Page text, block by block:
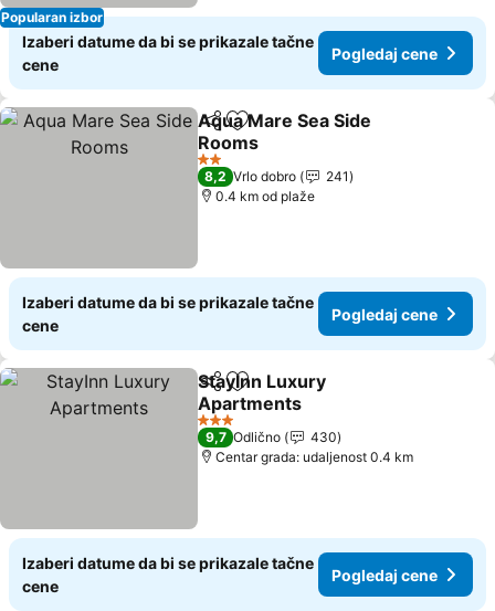
Popularan izbor
Izaberi datume da bi se prikazale tačne
cene
Pogledaj cene
Deli Dodati u favorite
Aqua Mare Sea Side
Rooms
2 Zvezdice
8,2 Vrlo dobro
241
0.4 km od plaže
Izaberi datume da bi se prikazale tačne
cene
Pogledaj cene
Deli Dodati u favorite
StayInn Luxury
Apartments
3 Zvezdice
9,7 Odlično
430
Centar grada: udaljenost 0.4 km
Izaberi datume da bi se prikazale tačne
cene
Pogledaj cene